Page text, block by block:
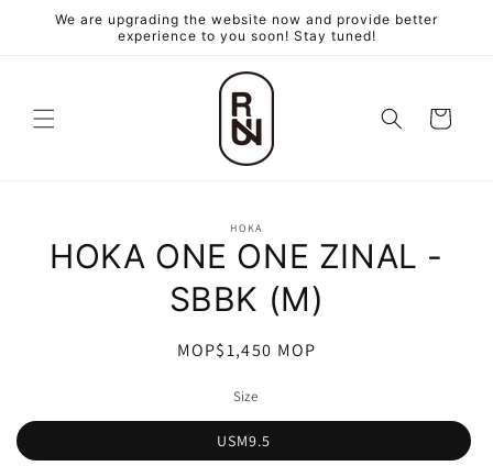
跳至內
We are upgrading the website now and provide better
experience to you soon! Stay tuned!
物
品資訊
HOKA
HOKA ONE ONE ZINAL -
SBBK (M)
定
MOP$1,450 MOP
Size
USM9.5